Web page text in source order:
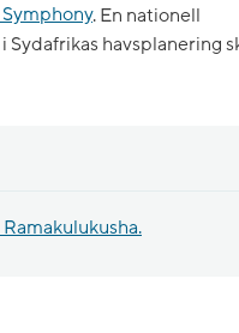
. En nationell
havsplanering